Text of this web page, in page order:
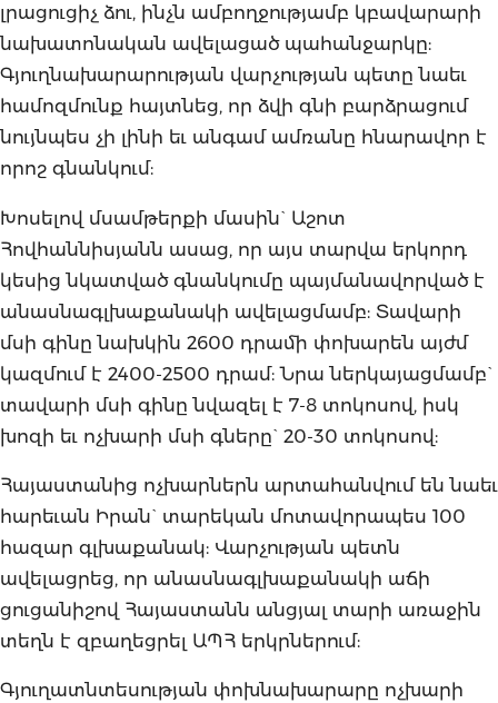
լրացուցիչ ձու, ինչն ամբողջությամբ կբավարարի
նախատոնական ավելացած պահանջարկը:
Գյուղնախարարության վարչության պետը նաեւ
համոզմունք հայտնեց, որ ձվի գնի բարձրացում
նույնպես չի լինի եւ անգամ ամռանը հնարավոր է
որոշ գնանկում:
Խոսելով մսամթերքի մասին` Աշոտ
Հովհաննիսյանն ասաց, որ այս տարվա երկորդ
կեսից նկատված գնանկումը պայմանավորված է
անասնագլխաքանակի ավելացմամբ: Տավարի
մսի գինը նախկին 2600 դրամի փոխարեն այժմ
կազմում է 2400-2500 դրամ: Նրա ներկայացմամբ`
տավարի մսի գինը նվազել է 7-8 տոկոսով, իսկ
խոզի եւ ոչխարի մսի գները` 20-30 տոկոսով:
Հայաստանից ոչխարներն արտահանվում են նաեւ
հարեւան Իրան` տարեկան մոտավորապես 100
հազար գլխաքանակ: Վարչության պետն
ավելացրեց, որ անասնագլխաքանակի աճի
ցուցանիշով Հայաստանն անցյալ տարի առաջին
տեղն է զբաղեցրել ԱՊՀ երկրներում:
Գյուղատնտեսության փոխնախարարը ոչխարի